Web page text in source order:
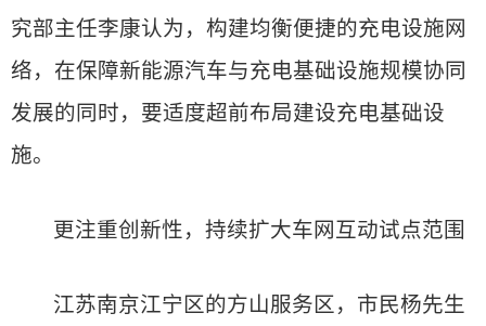
究部主任李康认为，构建均衡便捷的充电设施网
络，在保障新能源汽车与充电基础设施规模协同
发展的同时，要适度超前布局建设充电基础设
施。
更注重创新性，持续扩大车网互动试点范围
江苏南京江宁区的方山服务区，市民杨先生